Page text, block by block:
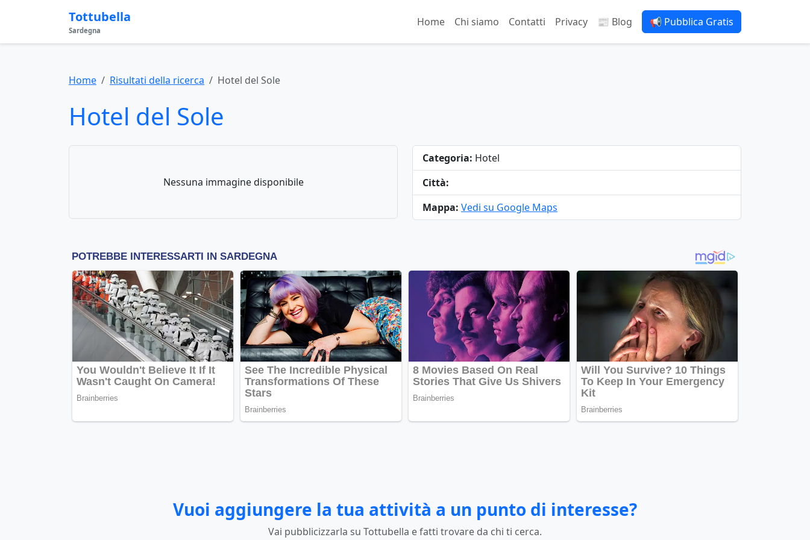
Tottubella
Sardegna
Home Chi siamo Contatti Privacy 📰 Blog 📢 Pubblica Gratis
Home Risultati della ricerca Hotel del Sole
Hotel del Sole
Nessuna immagine disponibile
Categoria: Hotel
Città:
Mappa: Vedi su Google Maps
Vuoi aggiungere la tua attività a un punto di interesse?
Vai pubblicizzarla su Tottubella e fatti trovare da chi ti cerca.